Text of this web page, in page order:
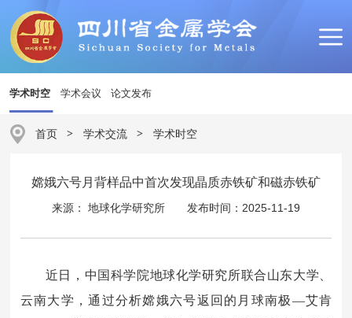
学术时空 学术会议 论文发布
首页 > 学术交流 > 学术时空
嫦娥六号月背样品中首次发现晶质赤铁矿和磁赤铁矿
来源： 地球化学研究所 发布时间：2025-11-19
近日， 中国科学院地球化学研究所联合山东大学、
云南大学 ，通过分析嫦娥六号返回的月球南极—艾肯